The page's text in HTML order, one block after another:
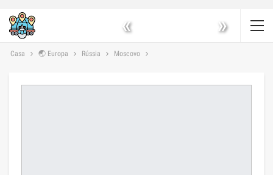
« »
Casa 🌏 Europa Rússia Moscovo